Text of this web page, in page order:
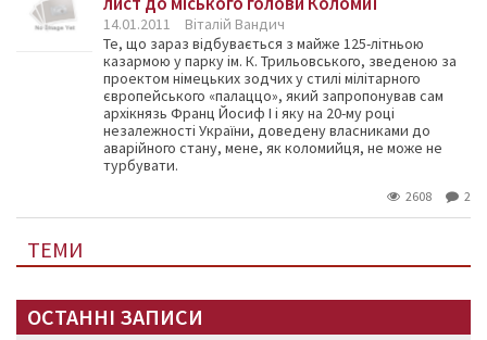
14.01.2011
Віталій Вандич
Те, що зараз відбувається з майже 125-літньою
казармою у парку ім. К. Трильовського, зведеною за
проектом німецьких зодчих у стилі мілітарного
європейського «палаццо», який запропонував сам
архікнязь Франц Йосиф I і яку на 20-му році
незалежності України, доведену власниками до
аварійного стану, мене, як коломийця, не може не
турбувати.
2608 2
ТЕМИ
ОСТАННІ ЗАПИСИ